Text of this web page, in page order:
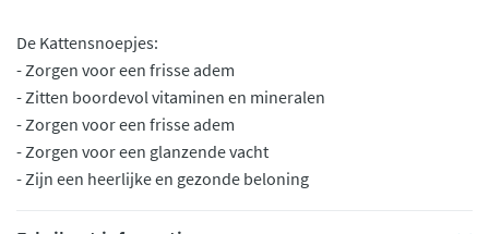
De Kattensnoepjes:
- Zorgen voor een frisse adem
- Zitten boordevol vitaminen en mineralen
- Zorgen voor een frisse adem
- Zorgen voor een glanzende vacht
- Zijn een heerlijke en gezonde beloning